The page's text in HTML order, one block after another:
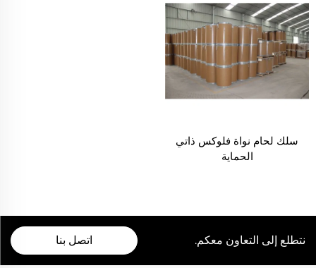
سلك لحام نواة فلوكس ذاتي
الحماية
نتطلع إلى التعاون معكم. اتصل بنا